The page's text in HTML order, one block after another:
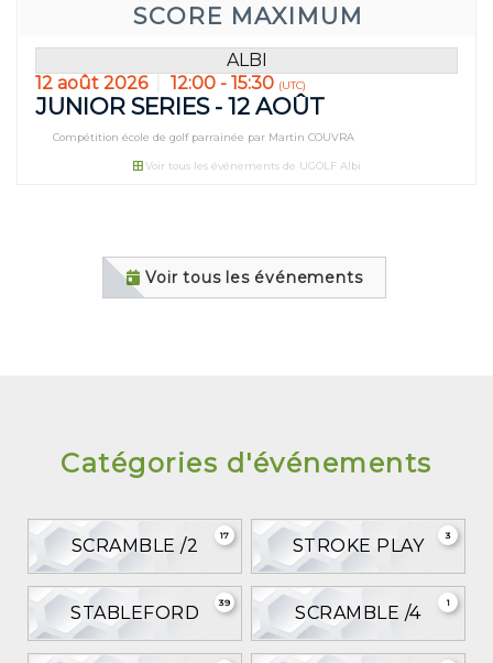
SCORE MAXIMUM
ALBI
12 août 2026
12:00 - 15:30 (UTC)
JUNIOR SERIES - 12 AOÛT
Compétition école de golf parrainée par Martin COUVRA
Voir tous les événements de UGOLF Albi
Voir tous les événements
Catégories d'événements
SCRAMBLE /2 17 STROKE PLAY 3
STABLEFORD 39 SCRAMBLE /4 1